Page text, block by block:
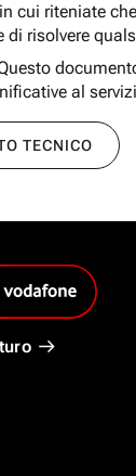
cui riteniate
di risolvere
al
TECNICO